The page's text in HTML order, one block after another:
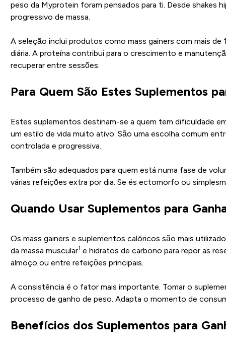
peso da Myprotein foram pensados para ti. Desde shakes
progressivo de massa.
A seleção inclui produtos como mass gainers com mais
diária. A proteína contribui para o crescimento e
recuperar entre sessões.
Para Quem São Estes Suplementos
Estes suplementos destinam-se a quem tem dificuldade
um estilo de vida muito ativo. São uma escolha comum
controlada e progressiva.
Também são adequados para quem está numa fase de
várias refeições extra por dia. Se és ectomorfo ou
Quando Usar Suplementos para
Os mass gainers e suplementos calóricos são mais
da massa muscular1 e hidratos de carbono para repor as
almoço ou entre refeições principais.
A consistência é o fator mais importante. Tomar o
processo de ganho de peso. Adapta o momento de
Benefícios dos Suplementos para